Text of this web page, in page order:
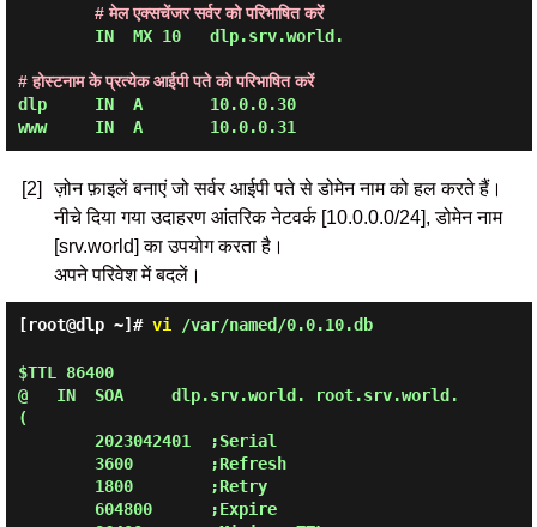
# मेल एक्सचेंजर सर्वर को परिभाषित करें
# होस्टनाम के प्रत्येक आईपी पते को परिभाषित करें
dlp     IN  A       10.0.0.30
[2]
ज़ोन फ़ाइलें बनाएं जो सर्वर आईपी पते से डोमेन नाम को हल करते हैं।
नीचे दिया गया उदाहरण आंतरिक नेटवर्क [10.0.0.0/24], डोमेन नाम
[srv.world] का उपयोग करता है।
अपने परिवेश में बदलें।
[root@dlp ~]# vi /var/named/0.0.10.db
$TTL 86400
@   IN  SOA     dlp.srv.world. root.srv.world.
(